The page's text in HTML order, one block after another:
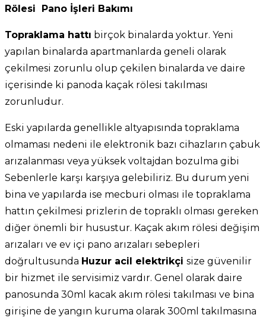
Rölesi Pano İşleri Bakımı
Topraklama hattı birçok binalarda yoktur. Yeni
yapılan binalarda apartmanlarda geneli olarak
çekilmesi zorunlu olup çekilen binalarda ve daire
içerisinde ki panoda kaçak rölesi takılması
zorunludur.
Eski yapılarda genellikle altyapısında topraklama
olmaması nedeni ile elektronik bazı cihazların çabuk
arızalanması veya yüksek voltajdan bozulma gibi
Sebenlerle karşı karşıya gelebiliriz. Bu durum yeni
bina ve yapılarda ise mecburi olması ile topraklama
hattın çekilmesi prizlerin de topraklı olması gereken
diğer önemli bir husustur. Kaçak akım rölesi değişim
arızaları ve ev içi pano arızaları sebepleri
doğrultusunda Huzur acil elektrikçi size güvenilir
bir hizmet ile servisimiz vardır. Genel olarak daire
panosunda 30ml kacak akım rölesi takılması ve bina
girişine de yangın kuruma olarak 300ml takılmasına